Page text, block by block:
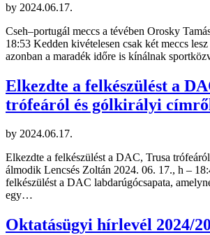
by 2024.06.17.
Cseh–portugál meccs a tévében Orosky
18:53 Kedden kivételesen csak két meccs
azonban a maradék időre is kínálnak
Elkezdte a felkészülést a
trófeáról és gólkirályi
by 2024.06.17.
Elkezdte a felkészülést a DAC, Trusa
álmodik Lencsés Zoltán 2024. 06. 17., h –
felkészülést a DAC labdarúgócsapata,
egy…
Oktatásügyi hírlevél 2024/20